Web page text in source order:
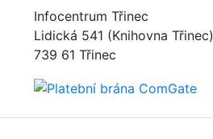
Infocentrum Třinec
Lidická 541 (Knihovna Třinec)
739 61 Třinec